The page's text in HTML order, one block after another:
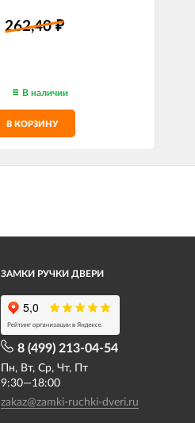
262,40₽
В наличии
В КОРЗИНУ
ЗАМКИ РУЧКИ ДВЕРИ
8 (499) 213-04-54​
Пн, Вт, Ср, Чт, Пт
9:30—18:00
zakaz@zamki-ruchki-dveri.ru